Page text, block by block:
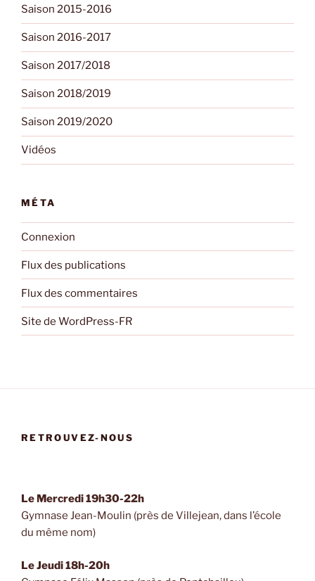
Saison 2015-2016
Saison 2016-2017
Saison 2017/2018
Saison 2018/2019
Saison 2019/2020
Vidéos
MÉTA
Connexion
Flux des publications
Flux des commentaires
Site de WordPress-FR
RETROUVEZ-NOUS
Le Mercredi 19h30-22h
Gymnase Jean-Moulin (près de Villejean, dans l’école
du même nom)
Le Jeudi 18h-20h